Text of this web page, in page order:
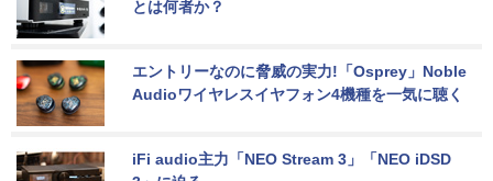
とは何者か？
エントリーなのに脅威の実力!「Osprey」Noble
Audioワイヤレスイヤフォン4機種を一気に聴く
iFi audio主力「NEO Stream 3」「NEO iDSD